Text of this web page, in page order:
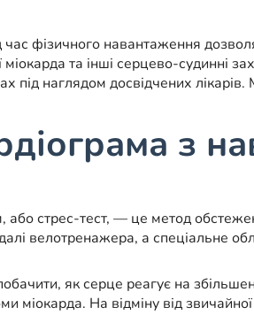
фізичного навантаження
міокарда та інші серцево-судинні
під наглядом досвідчених
з
стрес-тест, — це метод
велотренажера, а спеціальне
як серце реагує на
міокарда. На відміну від